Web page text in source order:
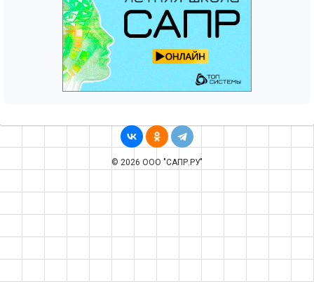
© 2026 ООО "САПР.РУ"